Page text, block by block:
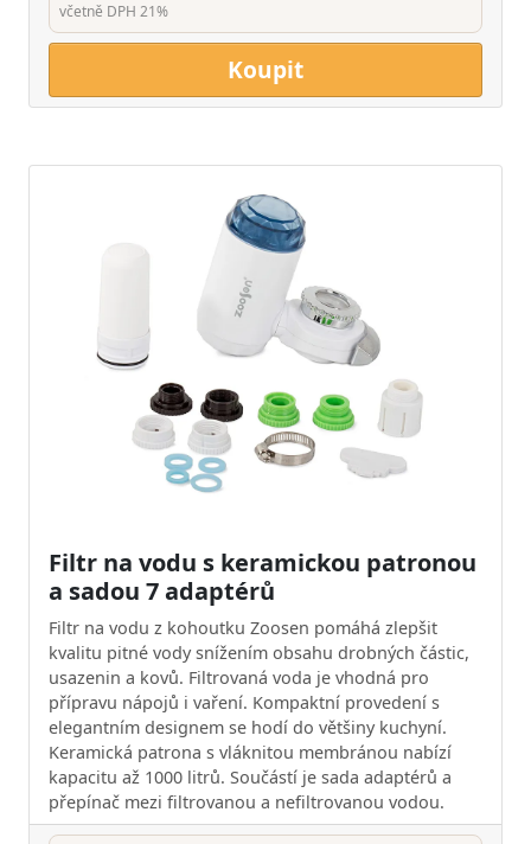
včetně DPH 21%
Koupit
Filtr na vodu s keramickou patronou
a sadou 7 adaptérů
Filtr na vodu z kohoutku Zoosen pomáhá zlepšit
kvalitu pitné vody snížením obsahu drobných částic,
usazenin a kovů. Filtrovaná voda je vhodná pro
přípravu nápojů i vaření. Kompaktní provedení s
elegantním designem se hodí do většiny kuchyní.
Keramická patrona s vláknitou membránou nabízí
kapacitu až 1000 litrů. Součástí je sada adaptérů a
přepínač mezi filtrovanou a nefiltrovanou vodou.